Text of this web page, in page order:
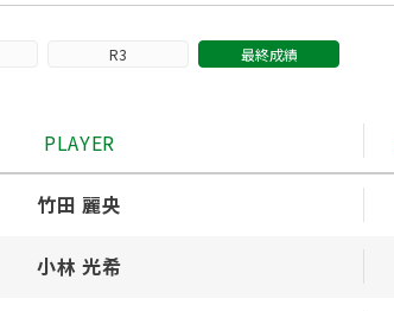
R3 最終成績
PLAYER
竹田 麗央
小林 光希